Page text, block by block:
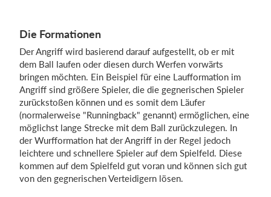
Die Formationen
Der Angriff wird basierend darauf aufgestellt, ob er mit
dem Ball laufen oder diesen durch Werfen vorwärts
bringen möchten. Ein Beispiel für eine Laufformation im
Angriff sind größere Spieler, die die gegnerischen Spieler
zurückstoßen können und es somit dem Läufer
(normalerweise "Runningback" genannt) ermöglichen, eine
möglichst lange Strecke mit dem Ball zurückzulegen. In
der Wurfformation hat der Angriff in der Regel jedoch
leichtere und schnellere Spieler auf dem Spielfeld. Diese
kommen auf dem Spielfeld gut voran und können sich gut
von den gegnerischen Verteidigern lösen.